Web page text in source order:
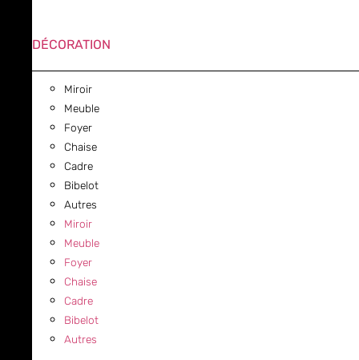
DÉCORATION
Miroir
Meuble
Foyer
Chaise
Cadre
Bibelot
Autres
Miroir
Meuble
Foyer
Chaise
Cadre
Bibelot
Autres